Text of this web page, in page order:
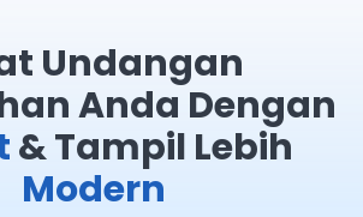
Undangan
Anda Dengan
& Tampil Lebih
Modern